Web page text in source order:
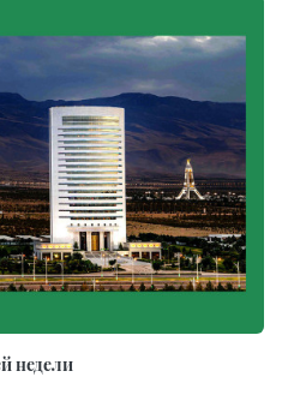
недели